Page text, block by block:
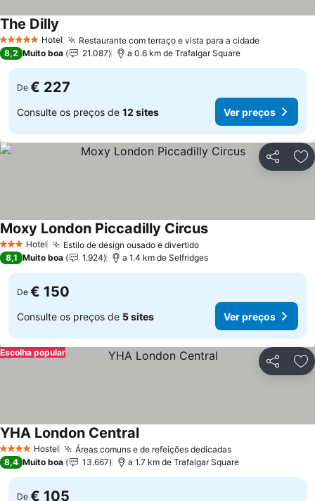
5 Estrelas Hotel Restaurante com terraço e vista para a cidade
The Dilly
8,2 Muito boa 21.087 a 0.6 km de Trafalgar Square
De € 227
Consulte os preços de 12 sites Ver preços
Partilhar
3 EstrelasHotel Estilo de design ousado e divertido
Moxy London Piccadilly Circus
8,1 Muito boa 1.924 a 1.4 km de Selfridges
De € 150
Consulte os preços de 5 sites Ver preços
Partilhar
Escolha popular
4 EstrelasHostel Áreas comuns e de refeições dedicadas
YHA London Central
8,4 Muito boa 13.667 a 1.7 km de Trafalgar Square
De € 105